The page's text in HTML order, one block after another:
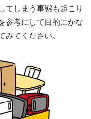
てしまう事態も起こり
参考にして目的にかな
みてください。